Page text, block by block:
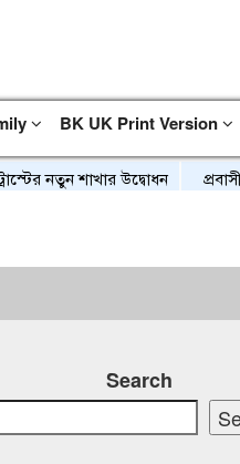
BK UK Print Version
শাখার উদ্বোধন প্রবাসী আয়ে
Search